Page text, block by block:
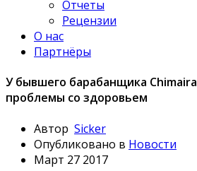
Отчеты
Рецензии
О нас
Партнёры
У бывшего барабанщика Chimaira
проблемы со здоровьем
Автор Sicker
Опубликовано в Новости
Март 27 2017